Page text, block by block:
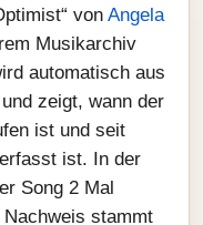
von Angela
Musikarchiv
automatisch aus
zeigt, wann der
ist und seit
ist. In der
Song 2 Mal
stammt